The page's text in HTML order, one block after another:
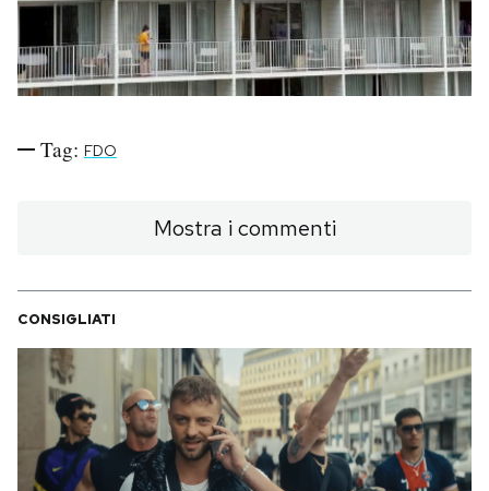
NEWSLETTER
AREA PERSONALE
Area Personale
Newsletter
Notifiche mobile
Regala il Post
Tag: FDO
Mostra i commenti
CONSIGLIATI